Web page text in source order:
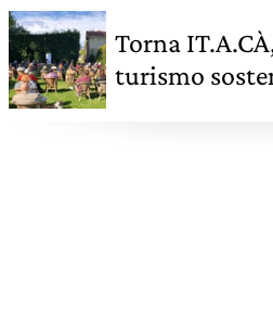
Torna
turismo